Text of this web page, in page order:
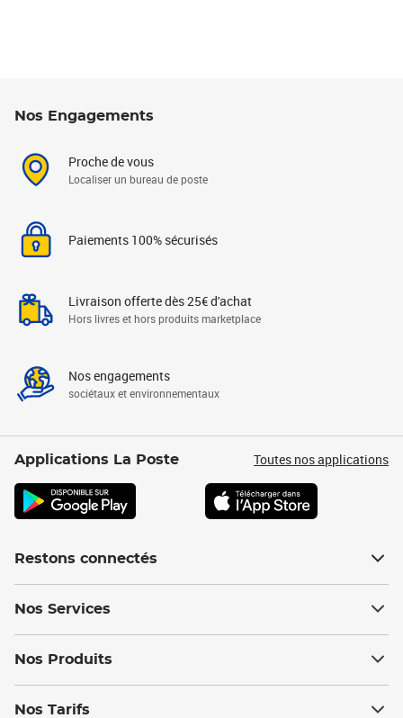
Nos Engagements
Proche de vous
Localiser un bureau de poste
Paiements 100% sécurisés
Livraison offerte dès 25€ d'achat
Hors livres et hors produits marketplace
Nos engagements
sociétaux et environnementaux
Applications La Poste Toutes nos applications
Restons connectés
Nos Services
Nos Produits
Nos Tarifs